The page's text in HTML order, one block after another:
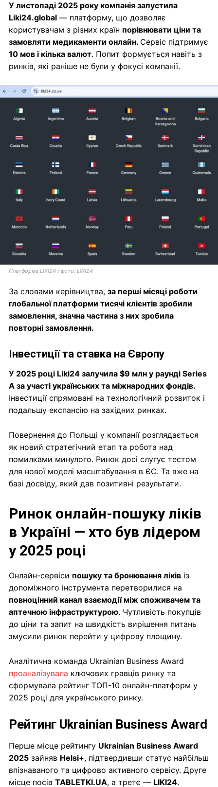
У листопаді 2025 року компанія запустила
Liki24.global — платформу, що дозволяє
користувачам з різних країн порівнювати ціни та
замовляти медикаменти онлайн. Сервіс підтримує
10 мов і кілька валют. Попит формується навіть з
ринків, які раніше не були у фокусі компанії.
Платформа LIKI24 / фото: LIKI24
За словами керівництва, за перші місяці роботи
глобальної платформи тисячі клієнтів зробили
замовлення, значна частина з них зробила
повторні замовлення.
Інвестиції та ставка на Європу
У 2025 році Liki24 залучила $9 млн у раунді Series
A за участі українських та міжнародних фондів.
Інвестиції спрямовані на технологічний розвиток і
подальшу експансію на західних ринках.
Повернення до Польщі у компанії розглядається
як новий стратегічний етап та робота над
помилками минулого. Ринок досі слугує тестом
для нової моделі масштабування в ЄС. Та вже на
базі досвіду, який дав позитивні результати.
Ринок онлайн-пошуку ліків
в Україні — хто був лідером
у 2025 році
Онлайн-сервіси пошуку та бронювання ліків із
допоміжного інструмента перетворилися на
повноцінний канал взаємодії між споживачем та
аптечною інфраструктурою. Чутливість покупців
до ціни та запит на швидкість вирішення питань
змусили ринок перейти у цифрову площину.
Аналітична команда Ukrainian Business Award
проаналізувала ключових гравців ринку та
сформувала рейтинг ТОП-10 онлайн-платформ у
2025 році для українського ринку.
Рейтинг Ukrainian Business Award
Перше місце рейтингу Ukrainian Business Award
2025 зайняв Helsi+, підтвердивши статус найбільш
впізнаваного та цифрово активного сервісу. Друге
місце посів TABLETKI.UA, а третє — LIKI24.